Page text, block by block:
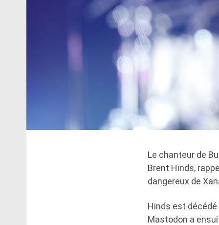
Le chanteur de
Brent Hinds,
dangereux de
Hinds est
Mastodon a